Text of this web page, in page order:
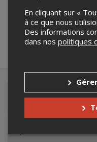
Détails de
En cliquant sur «
à ce que nous
Des informations
dans nos politiques